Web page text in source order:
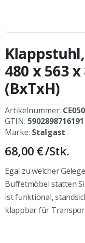
Anfang
der
Bildergalerie
springen
480 x 563
(BxTxH)
Artikelnummer:
GTIN: 5902898716191
Marke: Stalgast
68,00 €/Stk.
Egal zu welcher
Buffetmöbel statten
ist funktional,
klappbar für